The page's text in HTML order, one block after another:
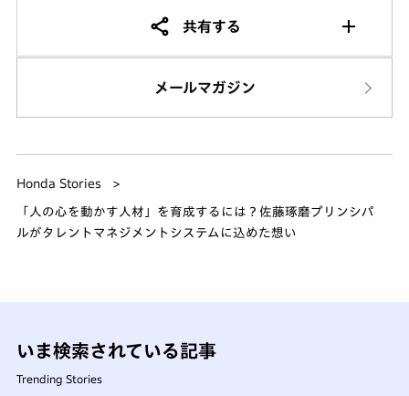
共有する
メールマガジン
Honda Stories
「人の心を動かす人材」を育成するには？佐藤琢磨プリンシパ
ルがタレントマネジメントシステムに込めた想い
いま検索されている記事
Trending Stories